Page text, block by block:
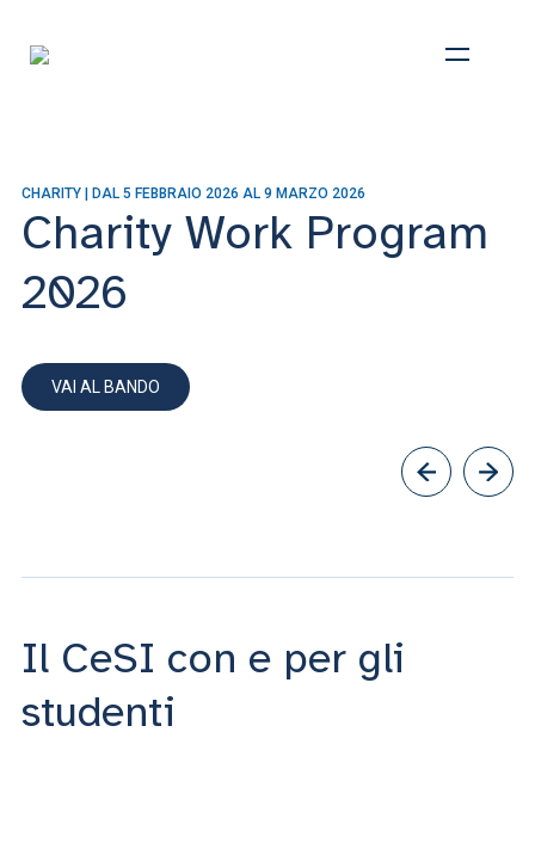
CENTRO DI ATENEO PER LA SOLIDARIETÀ NAZIONALE
CeSi
studenti